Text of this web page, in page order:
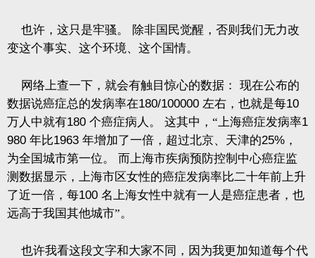
也许，这只是牢骚。
除非国民觉醒，否则我们无力改
变这个事实、这个环境、这个国情。
网络上查一下，就会有触目惊心的数据：
现在公布的
数据说癌症总的发病率在180/100000 左右，也就是每10
万人中就有180 个癌症病人。 这其中，“上海癌症发病率1
980 年比1963 年增加了一倍，超过北京、天津的25% ，
为全国城市第一位。
而上海市疾病预防控制中心癌症监
测数据显示，上海市区女性的癌症发病率比二十年前上升
了近一倍，每100 名上海女性中就有一人是癌症患者，也
远高于我国其他城市”。
也许我看这段文字和大家不同，因为我更加知道每个代